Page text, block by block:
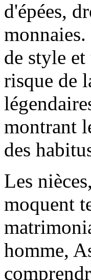
d'épées,
de style
risque de
montrant
des
Les
moquent
homme,